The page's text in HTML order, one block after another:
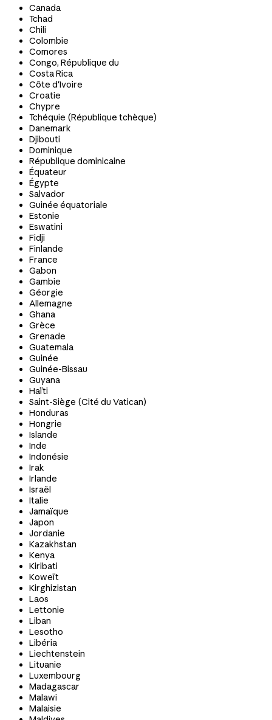
Canada
Tchad
Chili
Colombie
Comores
Congo, République du
Costa Rica
Côte d'Ivoire
Croatie
Chypre
Tchéquie (République tchèque)
Danemark
Djibouti
Dominique
République dominicaine
Équateur
Égypte
Salvador
Guinée équatoriale
Estonie
Eswatini
Fidji
Finlande
France
Gabon
Gambie
Géorgie
Allemagne
Ghana
Grèce
Grenade
Guatemala
Guinée
Guinée-Bissau
Guyana
Haïti
Saint-Siège (Cité du Vatican)
Honduras
Hongrie
Islande
Inde
Indonésie
Irak
Irlande
Israël
Italie
Jamaïque
Japon
Jordanie
Kazakhstan
Kenya
Kiribati
Koweït
Kirghizistan
Laos
Lettonie
Liban
Lesotho
Libéria
Liechtenstein
Lituanie
Luxembourg
Madagascar
Malawi
Malaisie